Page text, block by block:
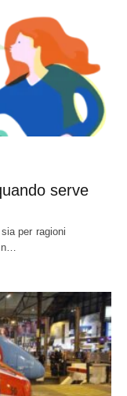
serve
per ragioni